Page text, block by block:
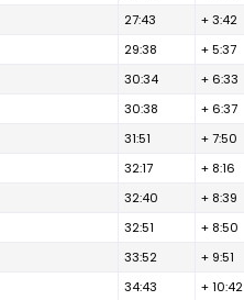
27:43
+ 3:42
29:38
+ 5:37
30:34
+ 6:33
30:38
+ 6:37
31:51
+ 7:50
32:17
+ 8:16
32:40
+ 8:39
32:51
+ 8:50
33:52
+ 9:51
34:43
+ 10:42